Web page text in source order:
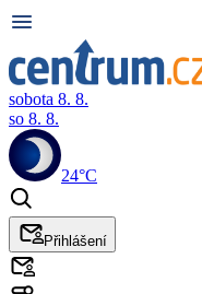
sobota 8. 8.
so 8. 8.
24°C
Přihlášení